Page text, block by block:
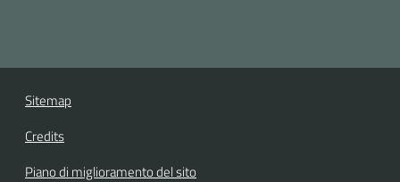
Sitemap
Credits
Piano di miglioramento del sito